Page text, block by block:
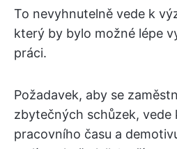
To nevyhnutelně vede k
který by bylo možné lépe
práci.
Požadavek, aby se
zbytečných schůzek, vede
pracovního času a